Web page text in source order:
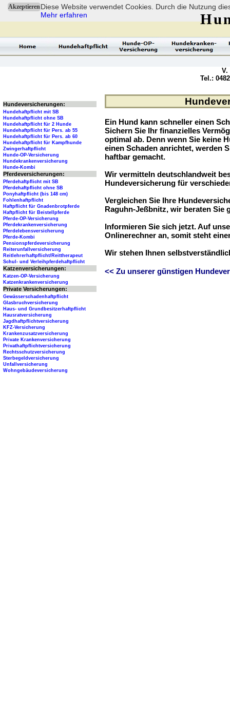
AkzeptierenDiese Website verwendet Cookies. Durch die Nutzung
Mehr erfahren
Ein Hund kann schneller einen
Sichern Sie Ihr finanzielles
optimal ab. Denn wenn Sie keine
einen Schaden anrichtet, werden
haftbar gemacht.
Wir vermitteln deutschlandweit
Hundeversicherung für
Vergleichen Sie Ihre
Raguhn-Jeßbnitz, wir beraten Sie
Informieren Sie sich jetzt. Auf
Onlinerechner an, somit steht
Wir stehen Ihnen
<< Zu unserer günstigen
V.
Tel.:
Hundeversicherungen:
Hundehaftpflicht mit SB
Hundehaftpflicht ohne SB
Hundehaftpflicht für 2 Hunde
Hundehaftpflicht für Pers. ab 55
Hundehaftpflicht für Pers. ab 60
Hundehaftpflicht für Kampfhunde
Zwingerhaftpflicht
Hunde-OP-Versicherung
Hundekrankenversicherung
Hunde-Kombi
Pferdeversicherungen:
Pferdehaftpflicht mit SB
Pferdehaftpflicht ohne SB
Ponyhaftpflicht (bis 148 cm)
Fohlenhaftpflicht
Haftpflicht für Gnadenbrotpferde
Haftpflicht für Beistellpferde
Pferde-OP-Versicherung
Pferdekrankenversicherung
Pferdelebensversicherung
Pferde-Kombi
Pensionspferdeversicherung
Reiterunfallversicherung
Reitlehrerhaftpflicht/Reittherapeut
Schul- und Verleihpferdehaftpflicht
Katzenversicherungen:
Katzen-OP-Versicherung
Katzenkrankenversicherung
Private Versicherungen:
Gewässerschadenhaftpflicht
Glasbruchversicherung
Haus- und Grundbesitzerhaftpflicht
Hausratversicherung
Jagdhaftpflichtversicherung
KFZ-Versicherung
Krankenzusatzversicherung
Private Krankenversicherung
Privathaftpflichtversicherung
Rechtsschutzversicherung
Sterbegeldversicherung
Unfallversicherung
Wohngebäudeversicherung